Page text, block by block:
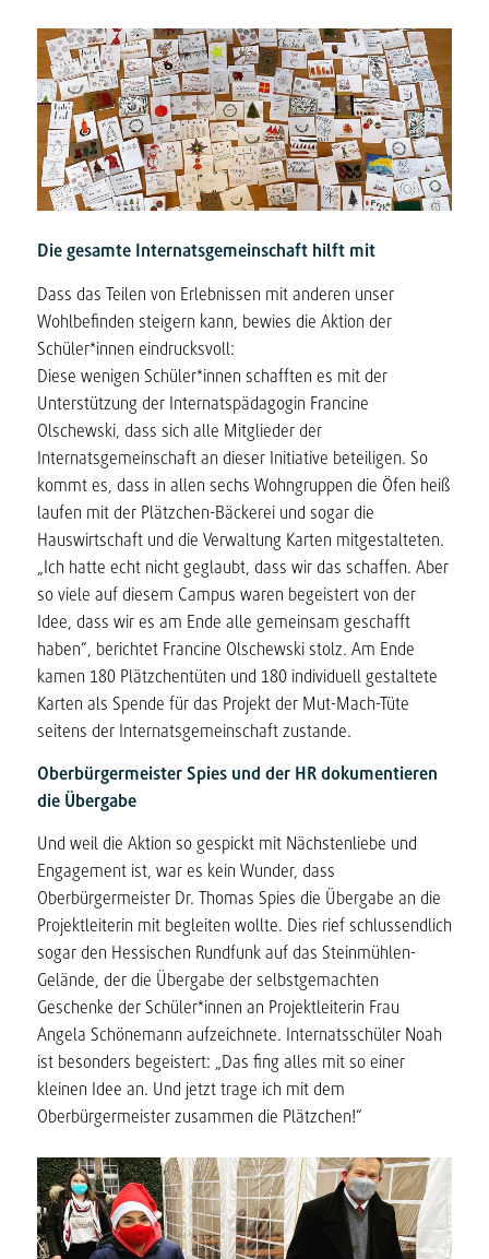
Die gesamte Internatsgemeinschaft hilft mit
Dass das Teilen von Erlebnissen mit anderen unser
Wohlbefinden steigern kann, bewies die Aktion der
Schüler*innen eindrucksvoll:
Diese wenigen Schüler*innen schafften es mit der
Unterstützung der Internatspädagogin Francine
Olschewski, dass sich alle Mitglieder der
Internatsgemeinschaft an dieser Initiative beteiligen. So
kommt es, dass in allen sechs Wohngruppen die Öfen heiß
laufen mit der Plätzchen-Bäckerei und sogar die
Hauswirtschaft und die Verwaltung Karten mitgestalteten.
„Ich hatte echt nicht geglaubt, dass wir das schaffen. Aber
so viele auf diesem Campus waren begeistert von der
Idee, dass wir es am Ende alle gemeinsam geschafft
haben“, berichtet Francine Olschewski stolz. Am Ende
kamen 180 Plätzchentüten und 180 individuell gestaltete
Karten als Spende für das Projekt der Mut-Mach-Tüte
seitens der Internatsgemeinschaft zustande.
Oberbürgermeister Spies und der HR dokumentieren
die Übergabe
Und weil die Aktion so gespickt mit Nächstenliebe und
Engagement ist, war es kein Wunder, dass
Oberbürgermeister Dr. Thomas Spies die Übergabe an die
Projektleiterin mit begleiten wollte. Dies rief schlussendlich
sogar den Hessischen Rundfunk auf das Steinmühlen-
Gelände, der die Übergabe der selbstgemachten
Geschenke der Schüler*innen an Projektleiterin Frau
Angela Schönemann aufzeichnete. Internatsschüler Noah
ist besonders begeistert: „Das fing alles mit so einer
kleinen Idee an. Und jetzt trage ich mit dem
Oberbürgermeister zusammen die Plätzchen!“